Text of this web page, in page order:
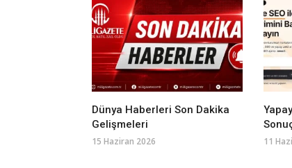
Dünya Haberleri Son Dakika
Gelişmeleri
15 Haziran 2026 11